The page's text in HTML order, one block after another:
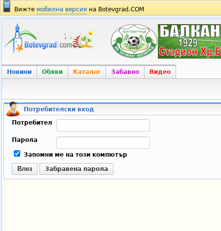
Вижте мобилна версия на Botevgrad.COM
Новини Обяви Каталог Забавно Видео
Потребителски вход
Потребител
Парола
Запомни ме на този компютър
Влез Забравена парола